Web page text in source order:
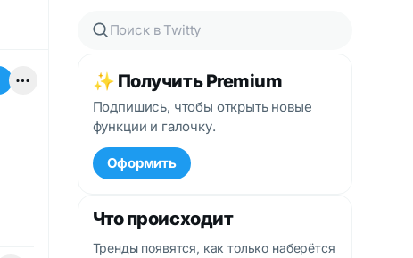
✨ Получить Premium
Подпишись, чтобы открыть новые
функции и галочку.
Оформить
Что происходит
Тренды появятся, как только наберётся